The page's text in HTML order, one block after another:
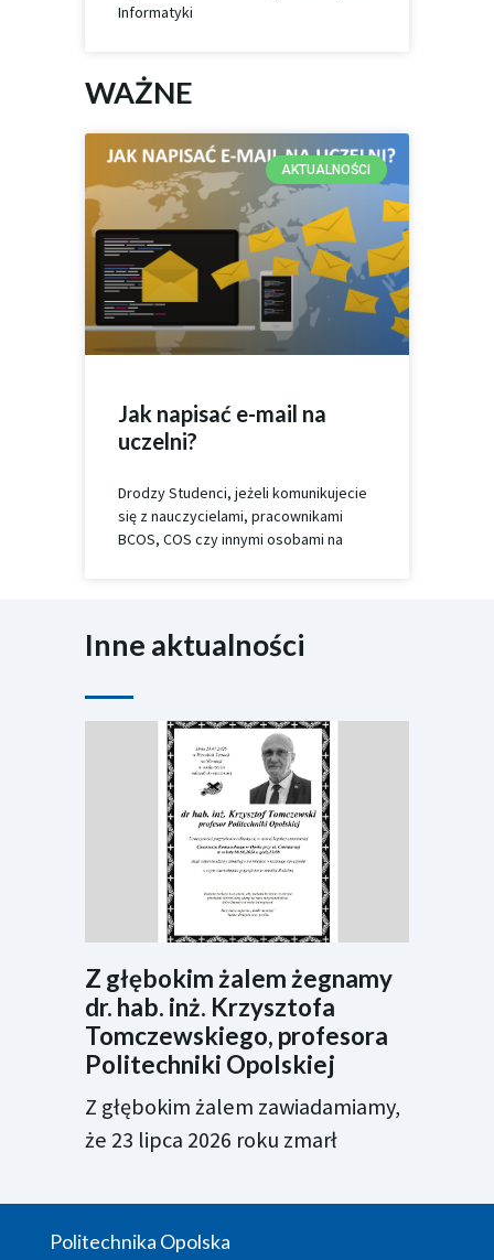
Informatyki
WAŻNE
AKTUALNOŚCI
Jak napisać e-mail na
uczelni?
Drodzy Studenci, jeżeli komunikujecie
się z nauczycielami, pracownikami
BCOS, COS czy innymi osobami na
Inne aktualności
Z głębokim żalem żegnamy
dr. hab. inż. Krzysztofa
Tomczewskiego, profesora
Politechniki Opolskiej
Z głębokim żalem zawiadamiamy,
że 23 lipca 2026 roku zmarł
Politechnika Opolska